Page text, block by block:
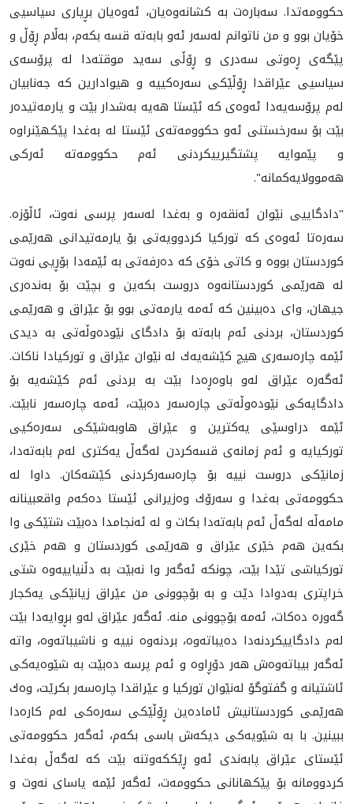
حكوومه‌تدا. سه‌باره‌ت به‌ كشانه‌وه‌یان، ئه‌وه‌یان بڕیاری سیاسیی
خۆیان بوو و من ناتوانم له‌سه‌ر ئه‌و بابه‌ته‌ قسه‌ بكه‌م، به‌ڵام ڕۆڵ و
پێگه‌ی ڕه‌وتی سه‌دری و ڕۆڵی سه‌ید موقته‌دا له‌ پرۆسه‌ی
سیاسیی عێراقدا ڕۆڵێكی سه‌ره‌كییه‌ و هیوادارین كه‌ جه‌نابیان
له‌م پرۆسه‌یه‌دا ئه‌وه‌ی كه‌ ئێستا هه‌یه‌ به‌شدار بێت و یارمه‌تیده‌ر
بێت بۆ سه‌رخستنی ئه‌و حكوومه‌ته‌ی ئێستا له‌ به‌غدا پێكهێنراوه‌
و پێموایه‌ پشتگیرییكردنی ئه‌م حكوومه‌ته‌ ئه‌ركی
هه‌موولایه‌كمانه‌".
"دادگایيی نێوان ئه‌نقه‌ره‌ و به‌غدا له‌سه‌ر پرسی نه‌وت، ئاڵۆزه‌.
سه‌ره‌تا ئه‌وه‌ی كه‌ توركیا كردوویه‌تی بۆ یارمه‌تیدانی هه‌رێمی
كوردستان بووه‌ و كاتی خۆی كه‌ ده‌رفه‌تی به‌ ئێمه‌دا بۆڕیی نه‌وت
له‌ هه‌رێمی كوردستانه‌وه‌ دروست بكه‌ین و بچێت بۆ به‌نده‌ری
جیهان، وای ده‌بینین كه‌ ئه‌مه‌ یارمه‌تی بوو بۆ عێراق و هه‌رێمی
كوردستان، بردنی ئه‌م بابه‌ته‌ بۆ دادگای نێوده‌وڵه‌تی به‌ دیدی
ئێمه‌ چاره‌سه‌ری هیچ كێشه‌یه‌ك له‌ نێوان عێراق و توركیادا ناكات.
ئه‌گه‌ره‌ عێراق له‌و باوه‌ڕه‌دا بێت به‌ بردنی ئه‌م كێشه‌یه‌ بۆ
دادگایه‌كی نێوده‌وڵه‌تی چاره‌سه‌ر ده‌بێت، ئه‌مه‌ چاره‌سه‌ر نابێت.
ئێمه‌ دراوسێى یه‌كترین و عێراق هاوبه‌شێكی سه‌ره‌كیی
توركیایه‌ و ئه‌م زمانه‌ی قسه‌كردن له‌گه‌ڵ یه‌كتری له‌م بابه‌ته‌دا،
زمانێكی دروست نییه‌ بۆ چاره‌سه‌ركردنی كێشه‌كان. داوا له‌
حكوومه‌تی به‌غدا و سه‌رۆك وه‌زیرانی ئێستا ده‌كه‌م واقعبینانه‌
مامه‌ڵه‌ له‌گه‌ڵ ئه‌م بابه‌ته‌دا بكات و له‌ ئه‌نجامدا ده‌بێت شتێكی وا
بكه‌ین هه‌م خێری عێراق و هه‌رێمى كوردستان و هه‌م خێری
توركیاشی تێدا بێت،‌ چونكه‌ ئه‌گه‌ر وا نه‌بێت به‌ دڵنیاییه‌وه‌ شتی
خراپتری به‌دوادا دێت و به‌ بۆچوونی من عێراق زیانێكی یه‌كجار
گه‌وره‌ ده‌كات، ئه‌مه‌ بۆچوونی منه‌. ئه‌گه‌ر عێراق له‌و بڕوایه‌دا بێت
له‌م دادگاییكردنه‌دا ده‌یباته‌وه‌، بردنه‌وه‌ نییه‌ و ناشیباته‌وه‌، واته‌
ئه‌گه‌ر بیباته‌وه‌ش هه‌ر دۆڕاوه‌ و ئه‌م پرسه‌ ده‌بێت به ‌شێوه‌یه‌كی
ئاشتیانه‌ و گفتوگۆ له‌نێوان توركیا و عێراقدا چاره‌سه‌ر بكرێت، وه‌ك
هه‌رێمی كوردستانیش ئاماده‌ین ڕۆڵێكی سه‌ره‌كی له‌م كاره‌دا
ببینین. با به‌ شێویه‌كی دیكه‌ش باسی بكه‌م، ئه‌گه‌ر حكوومه‌تی
ئێستای عێراق پابه‌ندی ئه‌و ڕێككه‌وتنه‌ بێت كه‌ له‌گه‌ڵ به‌غدا
كردوومانه‌ بۆ پێكهانانی حكوومه‌ت، ئه‌گه‌ر ئێمه‌ یاسای نه‌وت و